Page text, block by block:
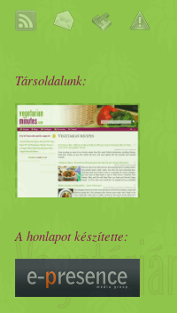
Társoldalunk:
A honlapot készítette: